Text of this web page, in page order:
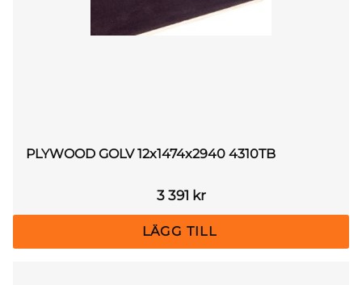
PLYWOOD GOLV 12x1474x2940 4310TB
3 391 kr